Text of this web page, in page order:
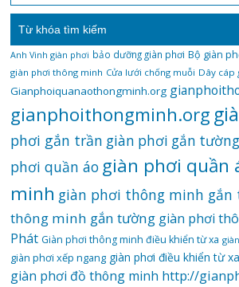
Từ khóa tìm kiếm
Anh Vinh giàn phơi bảo dưỡng giàn phơi Bộ giàn
giàn phơi thông minh Cửa lưới chống muỗi Dây cáp
Gianphoiquanaothongminh.org
gianphoithongminh.org
phơi gắn trần giàn phơi gắn tường
phơi quần áo giàn phơi quần
minh giàn phơi thông minh gắn
thông minh gắn tường giàn phơi
Phát Giàn phơi thông minh điều khiển từ xa
giàn phơi xếp ngang giàn phơi điều khiển từ xa
giàn phơi đồ thông minh http://